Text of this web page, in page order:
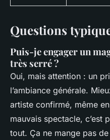
Questions
Puis-je engager un
très serré ?
Oui, mais attention : un
l’ambiance générale.
artiste confirmé, même
mauvais spectacle, c’est
tout. Ça ne mange pas